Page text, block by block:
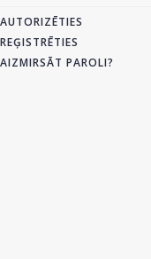
AUTORIZĒTIES
REĢISTRĒTIES
AIZMIRSĀT PAROLI?